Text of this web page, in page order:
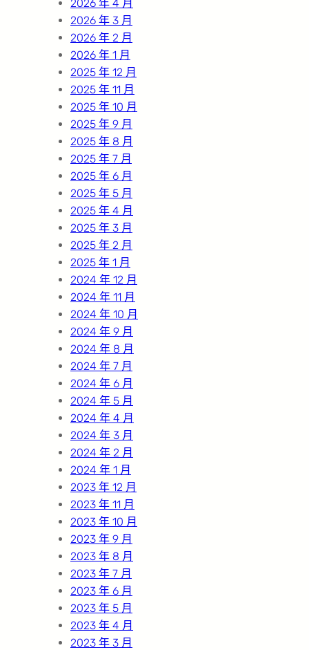
2026 年 4 月
2026 年 3 月
2026 年 2 月
2026 年 1 月
2025 年 12 月
2025 年 11 月
2025 年 10 月
2025 年 9 月
2025 年 8 月
2025 年 7 月
2025 年 6 月
2025 年 5 月
2025 年 4 月
2025 年 3 月
2025 年 2 月
2025 年 1 月
2024 年 12 月
2024 年 11 月
2024 年 10 月
2024 年 9 月
2024 年 8 月
2024 年 7 月
2024 年 6 月
2024 年 5 月
2024 年 4 月
2024 年 3 月
2024 年 2 月
2024 年 1 月
2023 年 12 月
2023 年 11 月
2023 年 10 月
2023 年 9 月
2023 年 8 月
2023 年 7 月
2023 年 6 月
2023 年 5 月
2023 年 4 月
2023 年 3 月